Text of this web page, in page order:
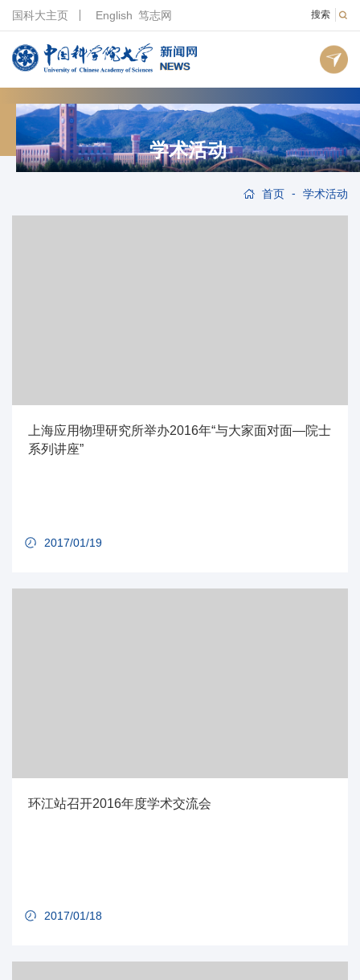
搜索
国科大主页 English 笃志网
学术活动
首页 - 学术活动
上海应用物理研究所举办2016年“与大家面对面—院士
系列讲座”
2017/01/19
环江站召开2016年度学术交流会
2017/01/18